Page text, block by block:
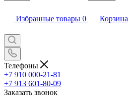
Избранные товары 0 Корзина
Телефоны
+7 910 000-21-81
+7 913 601-80-09
Заказать звонок